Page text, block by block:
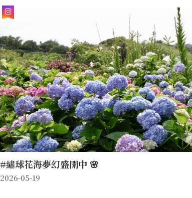
#繡球花海夢幻盛開中 🌸
2026-05-19